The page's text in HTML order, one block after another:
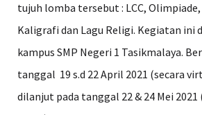
tujuh lomba tersebut : LCC,
Kaligrafi dan Lagu Religi. Kegiatan ini
kampus SMP Negeri 1 Tasikmalaya.
tanggal 19 s.d 22 April 2021 (secara
dilanjut pada tanggal 22 & 24 Mei